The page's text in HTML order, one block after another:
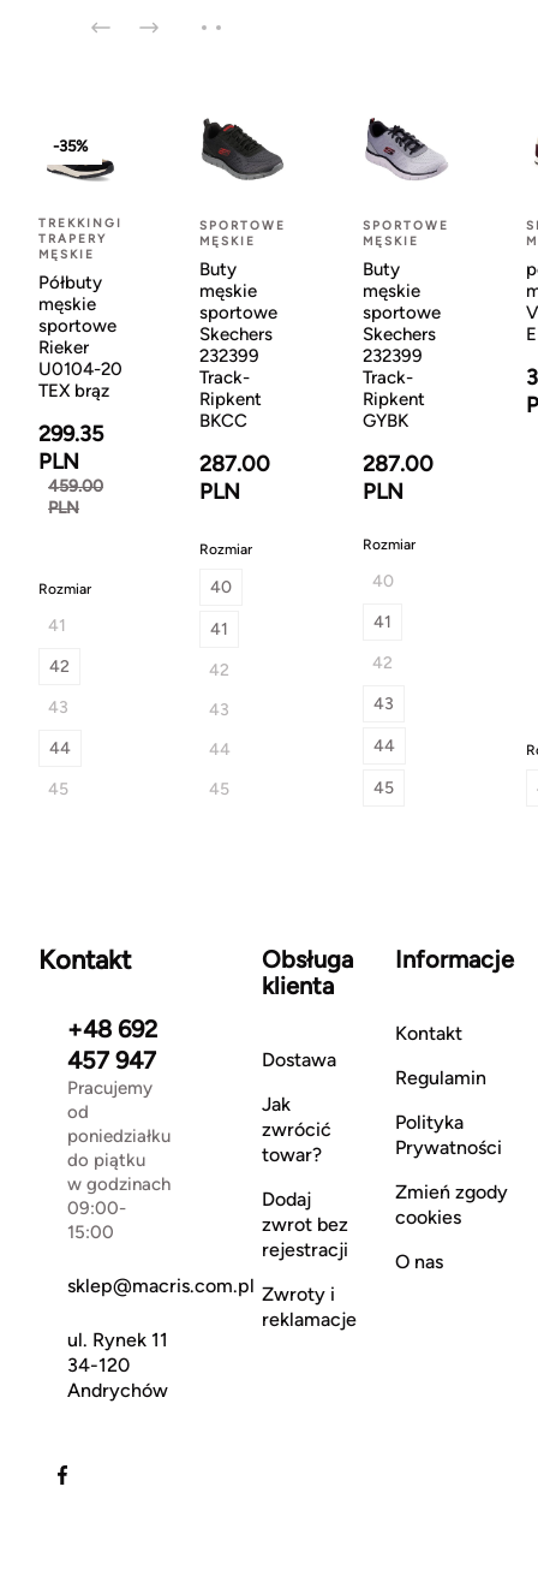
-35%
TREKKINGI
TRAPERY
MĘSKIE
Półbuty
męskie
sportowe
Rieker
U0104-20
TEX brąz
299.35
PLN
459.00
PLN
Rozmiar
41
42
43
44
45
SPORTOWE
MĘSKIE
Buty
męskie
sportowe
Skechers
232399
Track-
Ripkent
BKCC
287.00
PLN
Rozmiar
40
41
42
43
44
45
SPORTOWE
MĘSKIE
Buty
męskie
sportowe
Skechers
232399
Track-
Ripkent
GYBK
287.00
PLN
Rozmiar
40
41
42
43
44
45
Kontakt
+48 692
457 947
Pracujemy
od
poniedziałku
do piątku
w godzinach
09:00-
15:00
sklep@macris.com.pl
ul. Rynek 11
34-120
Andrychów
Obsługa
klienta
Dostawa
Jak
zwrócić
towar?
Dodaj
zwrot bez
rejestracji
Zwroty i
reklamacje
Informacje
Kontakt
Regulamin
Polityka
Prywatności
Zmień zgody
cookies
O nas